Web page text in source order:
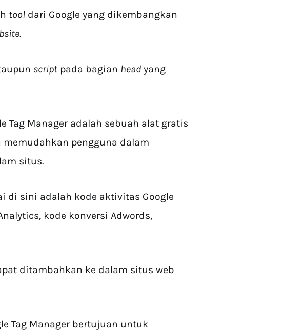
tool dari Google yang dikembangkan
.
script pada bagian head yang
Tag Manager adalah sebuah alat gratis
memudahkan pengguna dalam
situs.
di sini adalah kode aktivitas Google
kode konversi Adwords,
ditambahkan ke dalam situs web
Tag Manager bertujuan untuk